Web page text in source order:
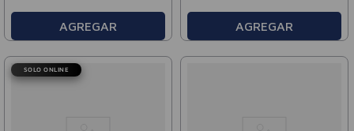
AGREGAR AGREGAR
SOLO ONLINE